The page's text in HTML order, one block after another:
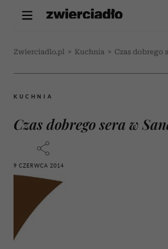
Zwierciadlo.pl > Kuchnia > Czas dobrego
KUCHNIA
Czas dobrego sera w
9 CZERWCA 2014